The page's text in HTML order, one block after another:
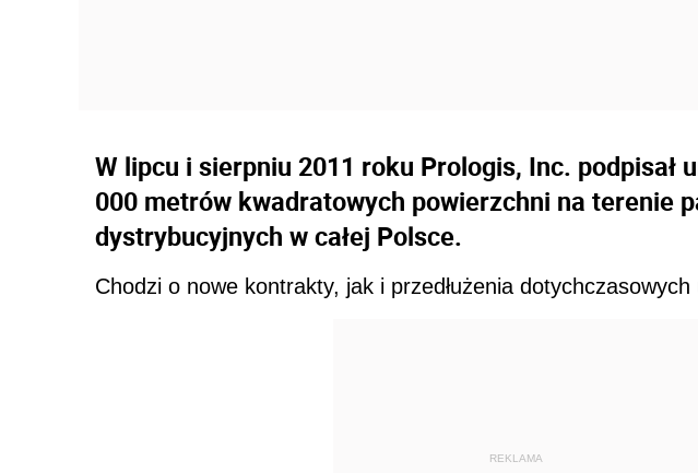
W lipcu i sierpniu 2011 roku Prologis, Inc. podpisał
000 metrów kwadratowych powierzchni na terenie
dystrybucyjnych w całej Polsce.
Chodzi o nowe kontrakty, jak i przedłużenia dotychczasowych
REKLAMA